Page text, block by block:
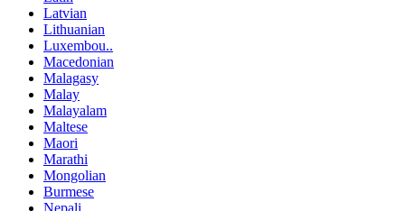
Latvian
Lithuanian
Luxembou..
Macedonian
Malagasy
Malay
Malayalam
Maltese
Maori
Marathi
Mongolian
Burmese